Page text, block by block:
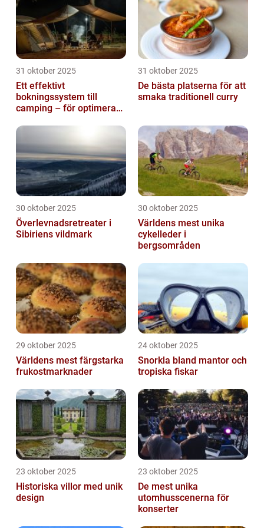
31 oktober 2025
Ett effektivt
bokningssystem till
camping – för optimerad
31 oktober 2025
De bästa platserna för att
smaka traditionell curry
30 oktober 2025
Överlevnadsretreater i
Sibiriens vildmark
30 oktober 2025
Världens mest unika
cykelleder i
bergsområden
29 oktober 2025
Världens mest färgstarka
frukostmarknader
24 oktober 2025
Snorkla bland mantor och
tropiska fiskar
23 oktober 2025
Historiska villor med unik
design
23 oktober 2025
De mest unika
utomhusscenerna för
konserter